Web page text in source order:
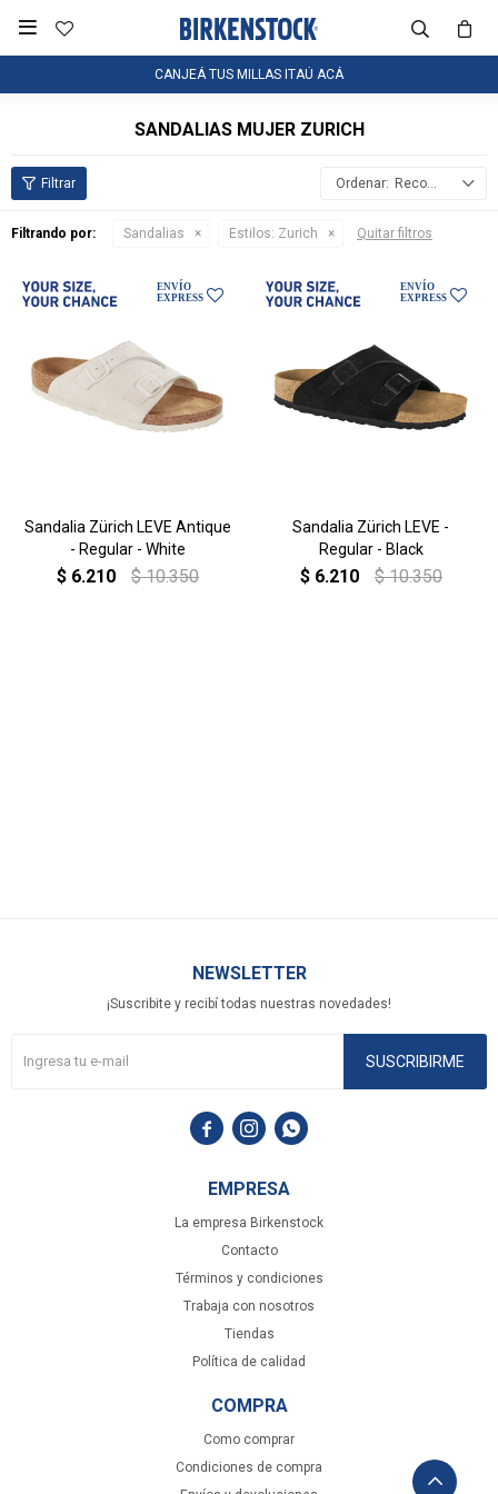

CANJEÁ TUS MILLAS ITAÚ ACÁ
SANDALIAS MUJER ZURICH
Recomendados
Filtrando por: Sandalias Estilos: Zurich Quitar filtros
Sandalia Zürich LEVE Antique
- Regular - White
$ 6.210 $ 10.350
Sandalia Zürich LEVE -
Regular - Black
$ 6.210 $ 10.350
EMPRESA
La empresa Birkenstock
Contacto
Términos y condiciones
Trabaja con nosotros
Tiendas
Política de calidad
COMPRA
Como comprar
Condiciones de compra
NEWSLETTER
¡Suscribite y recibí todas nuestras novedades!
SUSCRIBIRME
  